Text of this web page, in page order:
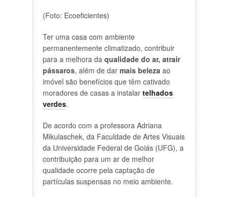
(Foto: Ecoeficientes)
Ter uma casa com ambiente
permanentemente climatizado, contribuir
para a melhora da qualidade do ar, atrair
pássaros, além de dar mais belezaao
imóvel são benefícios que têm cativado
moradores de casas a instalar telhados
verdes.
De acordo com a professora Adriana
Mikulaschek, da Faculdade de Artes Visuais
da Universidade Federal de Goiás (UFG), a
contribuição para um ar de melhor
qualidade ocorre pela captação de
partículas suspensas no meio ambiente.